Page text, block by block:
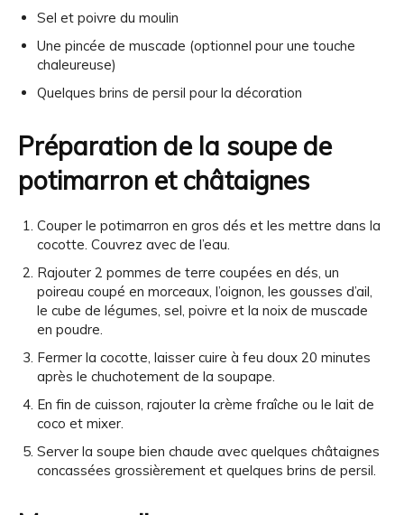
Sel et poivre du moulin
Une pincée de muscade (optionnel pour une touche
chaleureuse)
Quelques brins de persil pour la décoration
Préparation de la soupe de
potimarron et châtaignes
Couper le potimarron en gros dés et les mettre dans la
cocotte. Couvrez avec de l’eau.
Rajouter 2 pommes de terre coupées en dés, un
poireau coupé en morceaux, l’oignon, les gousses d’ail,
le cube de légumes, sel, poivre et la noix de muscade
en poudre.
Fermer la cocotte, laisser cuire à feu doux 20 minutes
après le chuchotement de la soupape.
En fin de cuisson, rajouter la crème fraîche ou le lait de
coco et mixer.
Server la soupe bien chaude avec quelques châtaignes
concassées grossièrement et quelques brins de persil.